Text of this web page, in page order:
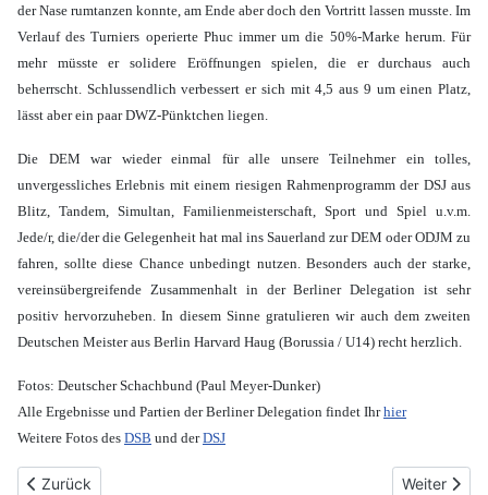
der Nase rumtanzen konnte, am Ende aber doch den Vortritt lassen musste. Im
Verlauf des Turniers operierte Phuc immer um die 50%-Marke herum. Für
mehr müsste er solidere Eröffnungen spielen, die er durchaus auch
beherrscht. Schlussendlich verbessert er sich mit 4,5 aus 9 um einen Platz,
lässt aber ein paar DWZ-Pünktchen liegen.
Die DEM war wieder einmal für alle unsere Teilnehmer ein tolles,
unvergessliches Erlebnis mit einem riesigen Rahmenprogramm der DSJ aus
Blitz, Tandem, Simultan, Familienmeisterschaft, Sport und Spiel u.v.m.
Jede/r, die/der die Gelegenheit hat mal ins Sauerland zur DEM oder ODJM zu
fahren, sollte diese Chance unbedingt nutzen. Besonders auch der starke,
vereinsübergreifende Zusammenhalt in der Berliner Delegation ist sehr
positiv hervorzuheben. In diesem Sinne gratulieren wir auch dem zweiten
Deutschen Meister aus Berlin Harvard Haug (Borussia / U14) recht herzlich.
Fotos: Deutscher Schachbund (Paul Meyer-Dunker)
Alle Ergebnisse und Partien der Berliner Delegation findet Ihrhier
Weitere Fotos des DSB und derDSJ
Vorheriger Beitrag: Platz 1, 4 und 27. beim 1.u25 Open des SCK
Zurück Nächster
Weiter